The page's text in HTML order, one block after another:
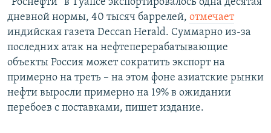
“Роснефти” в Туапсе экспортировалось одна десятая
дневной нормы, 40 тысяч баррелей, отмечает
индийская газета Deccan Herald. Суммарно из-за
последних атак на нефтеперерабатывающие
объекты Россия может сократить экспорт на
примерно на треть – на этом фоне азиатские рынки
нефти выросли примерно на 19% в ожидании
перебоев с поставками, пишет издание.